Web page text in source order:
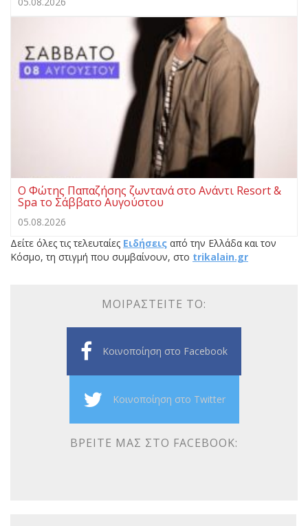
Ο Φώτης Παπαζήσης ζωντανά στο Ανάντι Resort &
Spa το Σάββατο Αυγούστου
05.08.2026
Δείτε όλες τις τελευταίες Ειδήσεις από την Ελλάδα και τον
Κόσμο, τη στιγμή που συμβαίνουν, στο trikalain.gr
ΜΟΙΡΑΣΤΕΊΤΕ ΤΟ:
Κοινοποίηση στο Facebook
Κοινοποίηση στο Twitter
ΒΡΕΊΤΕ ΜΑΣ ΣΤΟ FACEBOOK: